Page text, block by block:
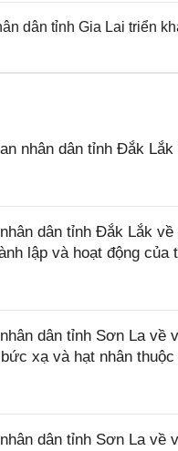
dân tỉnh Gia Lai triển
nhân dân tỉnh Đắk
dân tỉnh Đắk Lắk
lập và hoạt động của
dân tỉnh Sơn La về
xạ và hạt nhân
dân tỉnh Sơn La về